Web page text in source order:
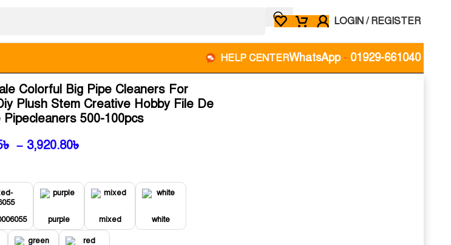
LOGIN / REGISTER
HELP CENTERWhatsApp - 01929-661040
Colorful Big Pipe Cleaners For
Plush Stem Creative Hobby File De
Pipecleaners 500-100pcs
৳ – 3,920.80৳
purple mixed white